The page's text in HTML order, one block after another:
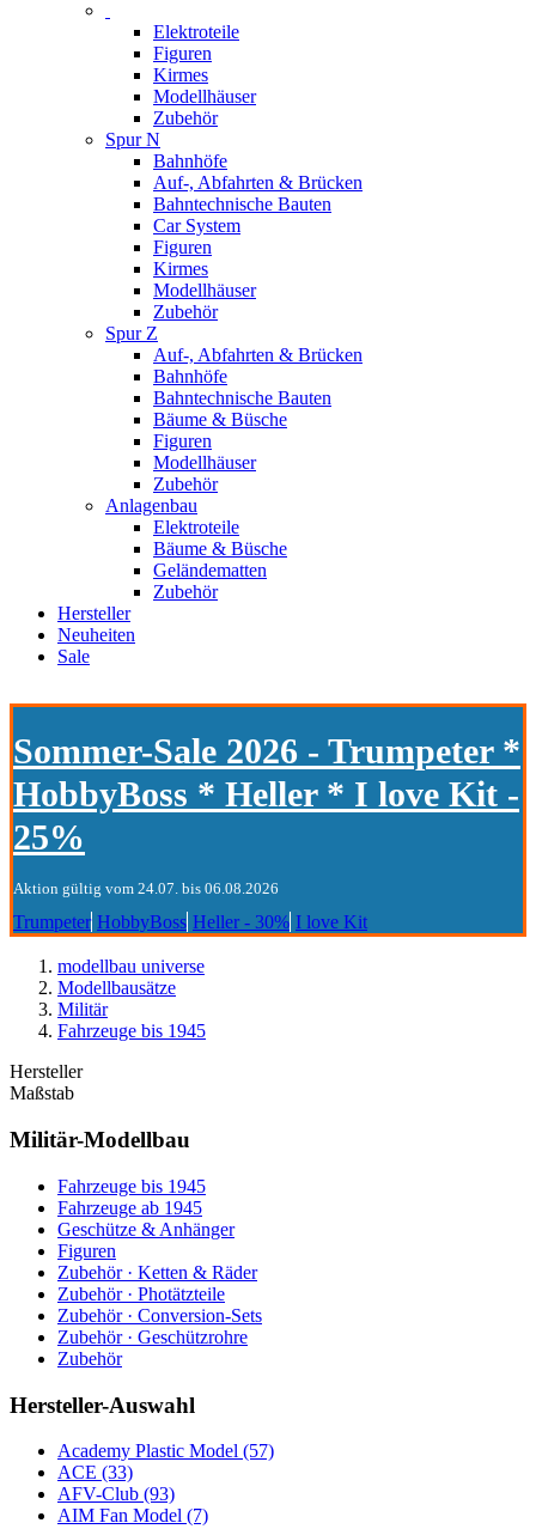
Elektroteile
Figuren
Kirmes
Modellhäuser
Zubehör
Spur N
Bahnhöfe
Auf-, Abfahrten & Brücken
Bahntechnische Bauten
Car System
Figuren
Kirmes
Modellhäuser
Zubehör
Spur Z
Auf-, Abfahrten & Brücken
Bahnhöfe
Bahntechnische Bauten
Bäume & Büsche
Figuren
Modellhäuser
Zubehör
Anlagenbau
Elektroteile
Bäume & Büsche
Geländematten
Zubehör
Hersteller
Neuheiten
Sale
Sommer-Sale 2026 - Trumpeter *
HobbyBoss * Heller * I love Kit -
25%
Aktion gültig vom 24.07. bis 06.08.2026
Trumpeter HobbyBoss Heller - 30% I love Kit
modellbau universe
Modellbausätze
Militär
Fahrzeuge bis 1945
Hersteller
Maßstab
Militär-Modellbau
Fahrzeuge bis 1945
Fahrzeuge ab 1945
Geschütze & Anhänger
Figuren
Zubehör · Ketten & Räder
Zubehör · Photätzteile
Zubehör · Conversion-Sets
Zubehör · Geschützrohre
Zubehör
Hersteller-Auswahl
Academy Plastic Model (57)
ACE (33)
AFV-Club (93)
AIM Fan Model (7)